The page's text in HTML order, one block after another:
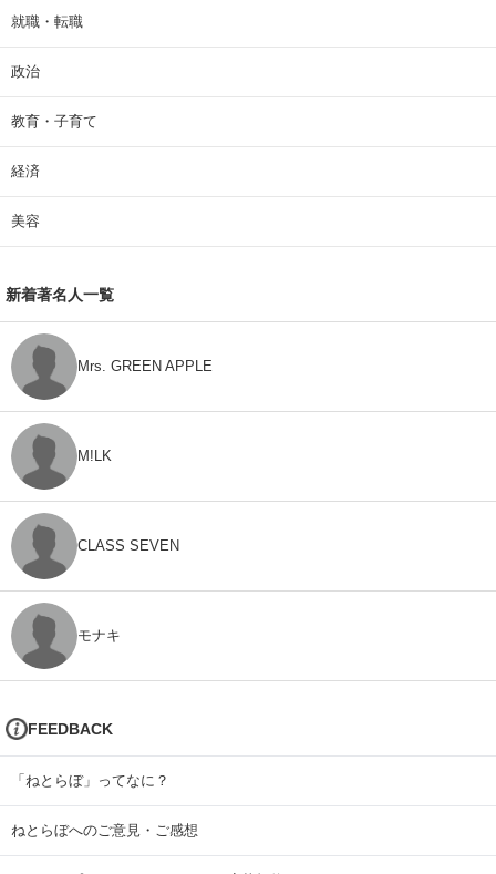
就職・転職
政治
教育・子育て
経済
美容
新着著名人一覧
Mrs. GREEN APPLE
M!LK
CLASS SEVEN
モナキ
FEEDBACK
「ねとらぼ」ってなに？
ねとらぼへのご意見・ご感想